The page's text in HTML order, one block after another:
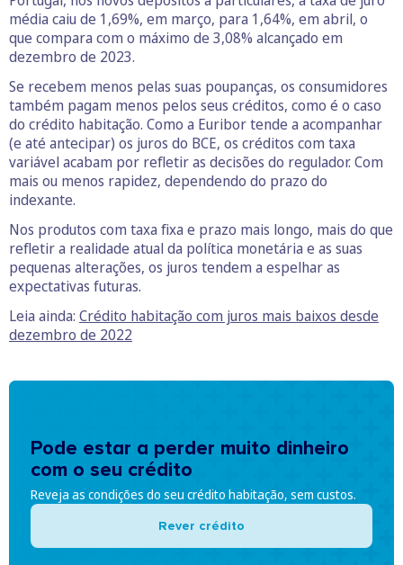
média caiu de 1,69%, em março, para 1,64%, em abril, o
que compara com o máximo de 3,08% alcançado em
dezembro de 2023.
Se recebem menos pelas suas poupanças, os consumidores
também pagam menos pelos seus créditos, como é o caso
do crédito habitação. Como a Euribor tende a acompanhar
(e até antecipar) os juros do BCE, os créditos com taxa
variável acabam por refletir as decisões do regulador. Com
mais ou menos rapidez, dependendo do prazo do
indexante.
Nos produtos com taxa fixa e prazo mais longo, mais do que
refletir a realidade atual da política monetária e as suas
pequenas alterações, os juros tendem a espelhar as
expectativas futuras.
Leia ainda: Crédito habitação com juros mais baixos desde
dezembro de 2022
Pode estar a perder muito dinheiro
com o seu crédito
Reveja as condições do seu crédito habitação, sem custos.
Rever crédito